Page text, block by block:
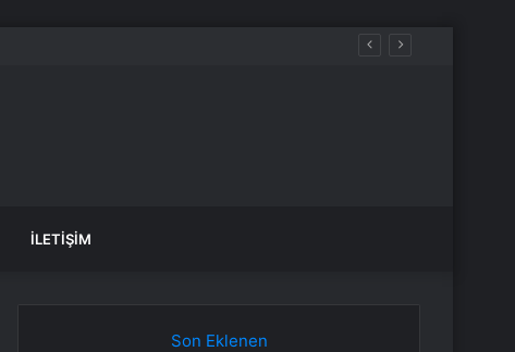
İLETIŞIM
Son Eklenen